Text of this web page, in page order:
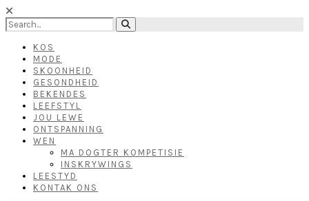
KOS
MODE
SKOONHEID
GESONDHEID
BEKENDES
LEEFSTYL
JOU LEWE
ONTSPANNING
WEN
MA DOGTER KOMPETISIE
INSKRYWINGS
LEESTYD
KONTAK ONS